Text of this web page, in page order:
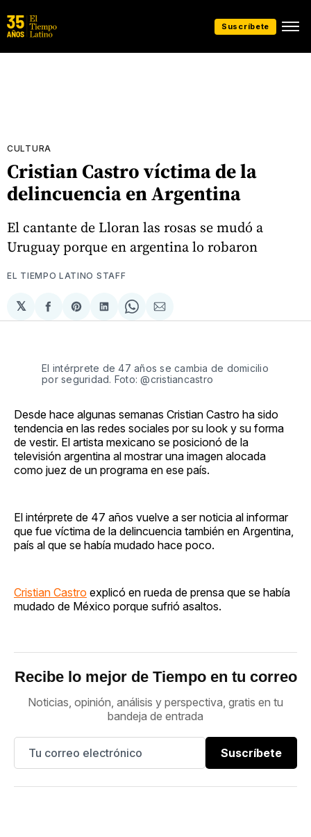
Suscríbete
CULTURA
Cristian Castro víctima de la
delincuencia en Argentina
El cantante de Lloran las rosas se mudó a
Uruguay porque en argentina lo robaron
EL TIEMPO LATINO STAFF
𝕏
Compartir
en
Share
on
Compartir
en
Share
on
Compartir
via
El intérprete de 47 años se cambia de domicilio
por seguridad. Foto: @cristiancastro
Desde hace algunas semanas Cristian Castro ha sido
tendencia en las redes sociales por su look y su forma
de vestir. El artista mexicano se posicionó de la
televisión argentina al mostrar una imagen alocada
como juez de un programa en ese país.
El intérprete de 47 años vuelve a ser noticia al informar
que fue víctima de la delincuencia también en Argentina,
país al que se había mudado hace poco.
Cristian Castro explicó en rueda de prensa que se había
mudado de México porque sufrió asaltos.
Recibe lo mejor de Tiempo en tu correo
Noticias, opinión, análisis y perspectiva, gratis en tu
bandeja de entrada
Suscríbete